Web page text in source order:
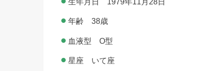
年齢 38歳
血液型 O型
星座 いて座